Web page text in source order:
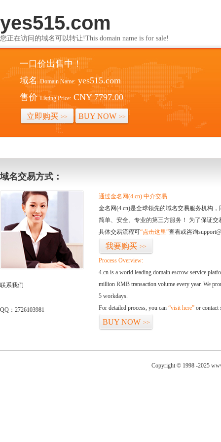
yes515.com
您正在访问的域名可以转让!This domain name is for sale!
一口价出售中！
域名 Domain Name: yes515.com
售价 Listing Price: CNY 7797.00
立即购买 >> BUY NOW >>
域名交易方式：
联系我们
QQ：2726103981
通过金名网(4.cn) 中介交易
金名网(4.cn)是全球领先的域名交易服务机构
简单、安全、专业的第三方服务！ 为了保证
具体交易流程可“点击这里”查看或咨询
我要购买 >>
Process Overview:
4.cn is a world leading domain escrow service
million RMB transaction volume every year. We
5 workdays.
For detailed process, you can “visit here” or contact
BUY NOW >>
Copyright © 1998 -2025